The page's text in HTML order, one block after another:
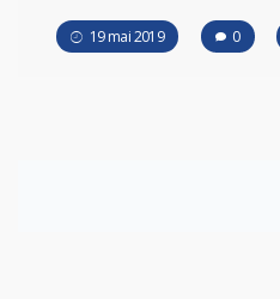
19 mai 2019 0